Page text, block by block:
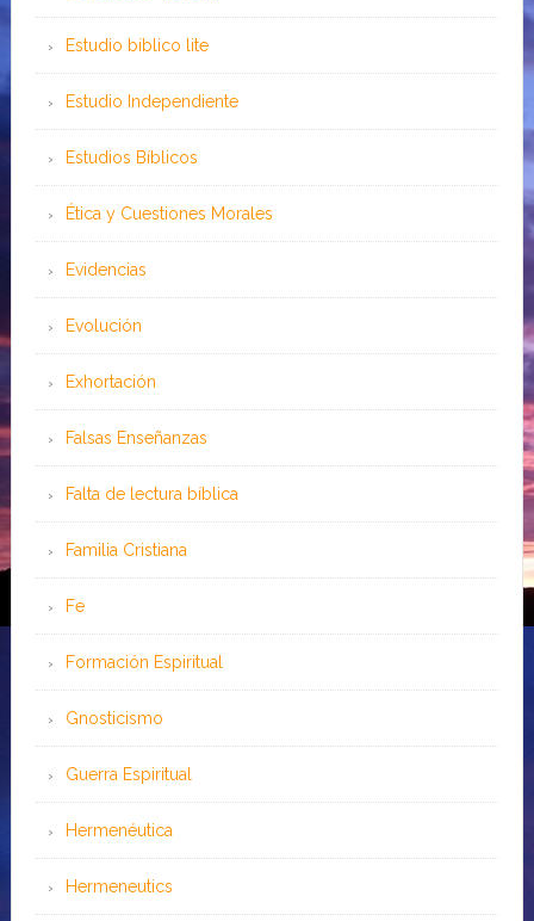
Estudio bíblico lite
Estudio Independiente
Estudios Bíblicos
Ética y Cuestiones Morales
Evidencias
Evolución
Exhortación
Falsas Enseñanzas
Falta de lectura bíblica
Familia Cristiana
Fe
Formación Espiritual
Gnosticismo
Guerra Espiritual
Hermenéutica
Hermeneutics